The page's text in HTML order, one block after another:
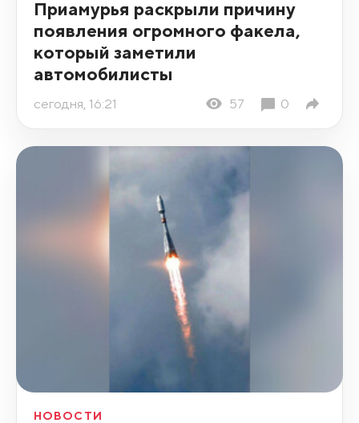
Приамурья раскрыли причину
появления огромного факела,
который заметили
автомобилисты
сегодня, 16:21 57 0
НОВОСТИ